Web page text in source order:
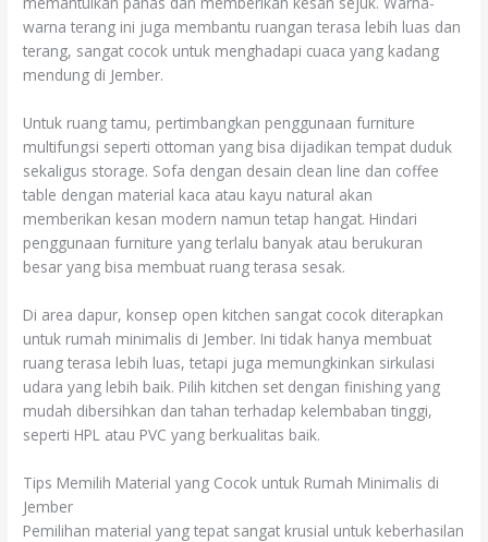
warna terang ini juga membantu ruangan terasa lebih luas dan
terang, sangat cocok untuk menghadapi cuaca yang kadang
mendung di Jember.
Untuk ruang tamu, pertimbangkan penggunaan furniture
multifungsi seperti ottoman yang bisa dijadikan tempat duduk
sekaligus storage. Sofa dengan desain clean line dan coffee
table dengan material kaca atau kayu natural akan
memberikan kesan modern namun tetap hangat. Hindari
penggunaan furniture yang terlalu banyak atau berukuran
besar yang bisa membuat ruang terasa sesak.
Di area dapur, konsep open kitchen sangat cocok diterapkan
untuk rumah minimalis di Jember. Ini tidak hanya membuat
ruang terasa lebih luas, tetapi juga memungkinkan sirkulasi
udara yang lebih baik. Pilih kitchen set dengan finishing yang
mudah dibersihkan dan tahan terhadap kelembaban tinggi,
seperti HPL atau PVC yang berkualitas baik.
Tips Memilih Material yang Cocok untuk Rumah Minimalis di
Jember
Pemilihan material yang tepat sangat krusial untuk keberhasilan